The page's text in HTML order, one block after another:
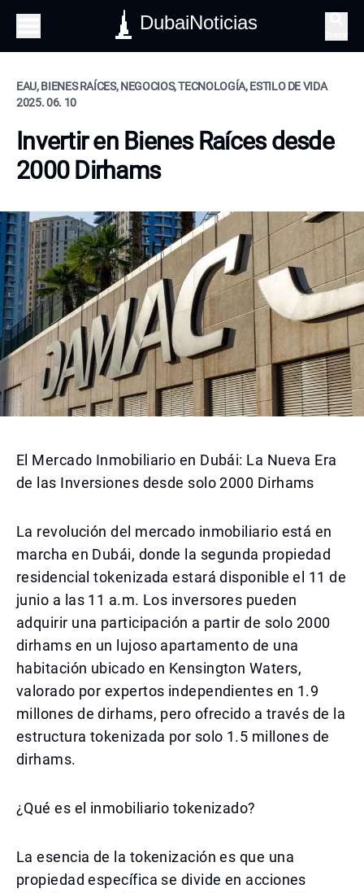
DubaiNoticias
EAU, BIENES RAÍCES, NEGOCIOS, TECNOLOGÍA, ESTILO DE VIDA
2025. 06. 10
Invertir en Bienes Raíces desde
2000 Dirhams
El Mercado Inmobiliario en Dubái: La Nueva Era
de las Inversiones desde solo 2000 Dirhams
La revolución del mercado inmobiliario está en
marcha en Dubái, donde la segunda propiedad
residencial tokenizada estará disponible el 11 de
junio a las 11 a.m. Los inversores pueden
adquirir una participación a partir de solo 2000
dirhams en un lujoso apartamento de una
habitación ubicado en Kensington Waters,
valorado por expertos independientes en 1.9
millones de dirhams, pero ofrecido a través de la
estructura tokenizada por solo 1.5 millones de
dirhams.
¿Qué es el inmobiliario tokenizado?
La esencia de la tokenización es que una
propiedad específica se divide en acciones